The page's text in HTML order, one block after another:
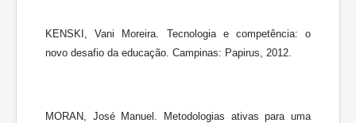
KENSKI, Vani Moreira. Tecnologia e competência: o
novo desafio da educação. Campinas: Papirus, 2012.
MORAN, José Manuel. Metodologias ativas para uma